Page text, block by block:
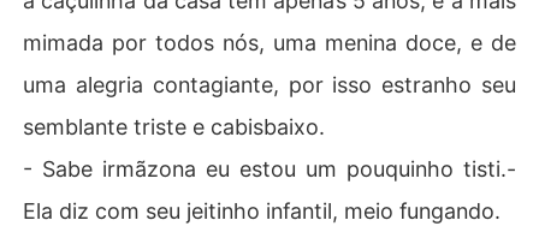
mimada por todos nós, uma menina doce, e de
uma alegria contagiante, por isso estranho seu
semblante triste e cabisbaixo.
- Sabe irmãzona eu estou um pouquinho tisti.-
Ela diz com seu jeitinho infantil, meio fungando.